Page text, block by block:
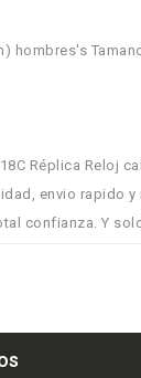
hombres's
Réplica Reloj
envio rapido y
confianza. Y